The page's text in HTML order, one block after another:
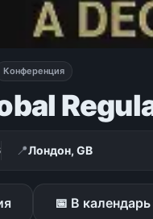
Конференция
📍Лондон, GB
📅 В календарь